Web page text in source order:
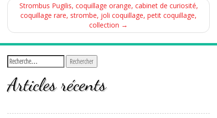
Strombus Pugilis, coquillage orange, cabinet de curiosité,
coquillage rare, strombe, joli coquillage, petit coquillage,
collection →
Articles récents